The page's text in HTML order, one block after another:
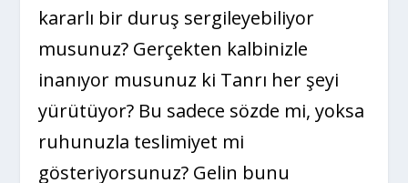
kararlı bir duruş sergileyebiliyor
musunuz? Gerçekten kalbinizle
inanıyor musunuz ki Tanrı her şeyi
yürütüyor? Bu sadece sözde mi, yoksa
ruhunuzla teslimiyet mi
gösteriyorsunuz? Gelin bunu